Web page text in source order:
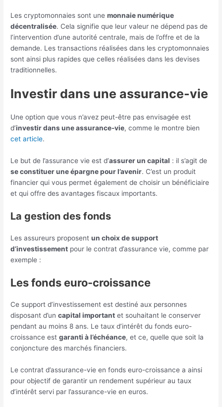
Les cryptomonnaies sont unemonnaie numérique
décentralisée. Cela signifie que leur valeur ne dépend pas de
l’intervention d’une autorité centrale, mais de l’offre et de la
demande. Les transactions réalisées dans les cryptomonnaies
sont ainsi plus rapides que celles réalisées dans les devises
traditionnelles.
Investir dans une assurance-vie
Une option que vous n’avez peut-être pas envisagée est
d’investir dans une assurance-vie, comme le montre bien
cet article.
Le but de l’assurance vie est d’assurer un capital : il s’agit de
se constituer une épargne pour l’avenir. C’est un produit
financier qui vous permet également de choisir un bénéficiaire
et qui offre des avantages fiscaux importants.
La gestion des fonds
Les assureurs proposentun choix de support
d’investissement pour le contrat d’assurance vie, comme par
exemple :
Les fonds euro-croissance
Ce support d’investissement est destiné aux personnes
disposant d’uncapital important et souhaitant le conserver
pendant au moins 8 ans. Le taux d’intérêt du fonds euro-
croissance estgaranti à l’échéance, et ce, quelle que soit la
conjoncture des marchés financiers.
Le contrat d’assurance-vie en fonds euro-croissance a ainsi
pour objectif de garantir un rendement supérieur au taux
d’intérêt servi par l’assurance-vie en euros.